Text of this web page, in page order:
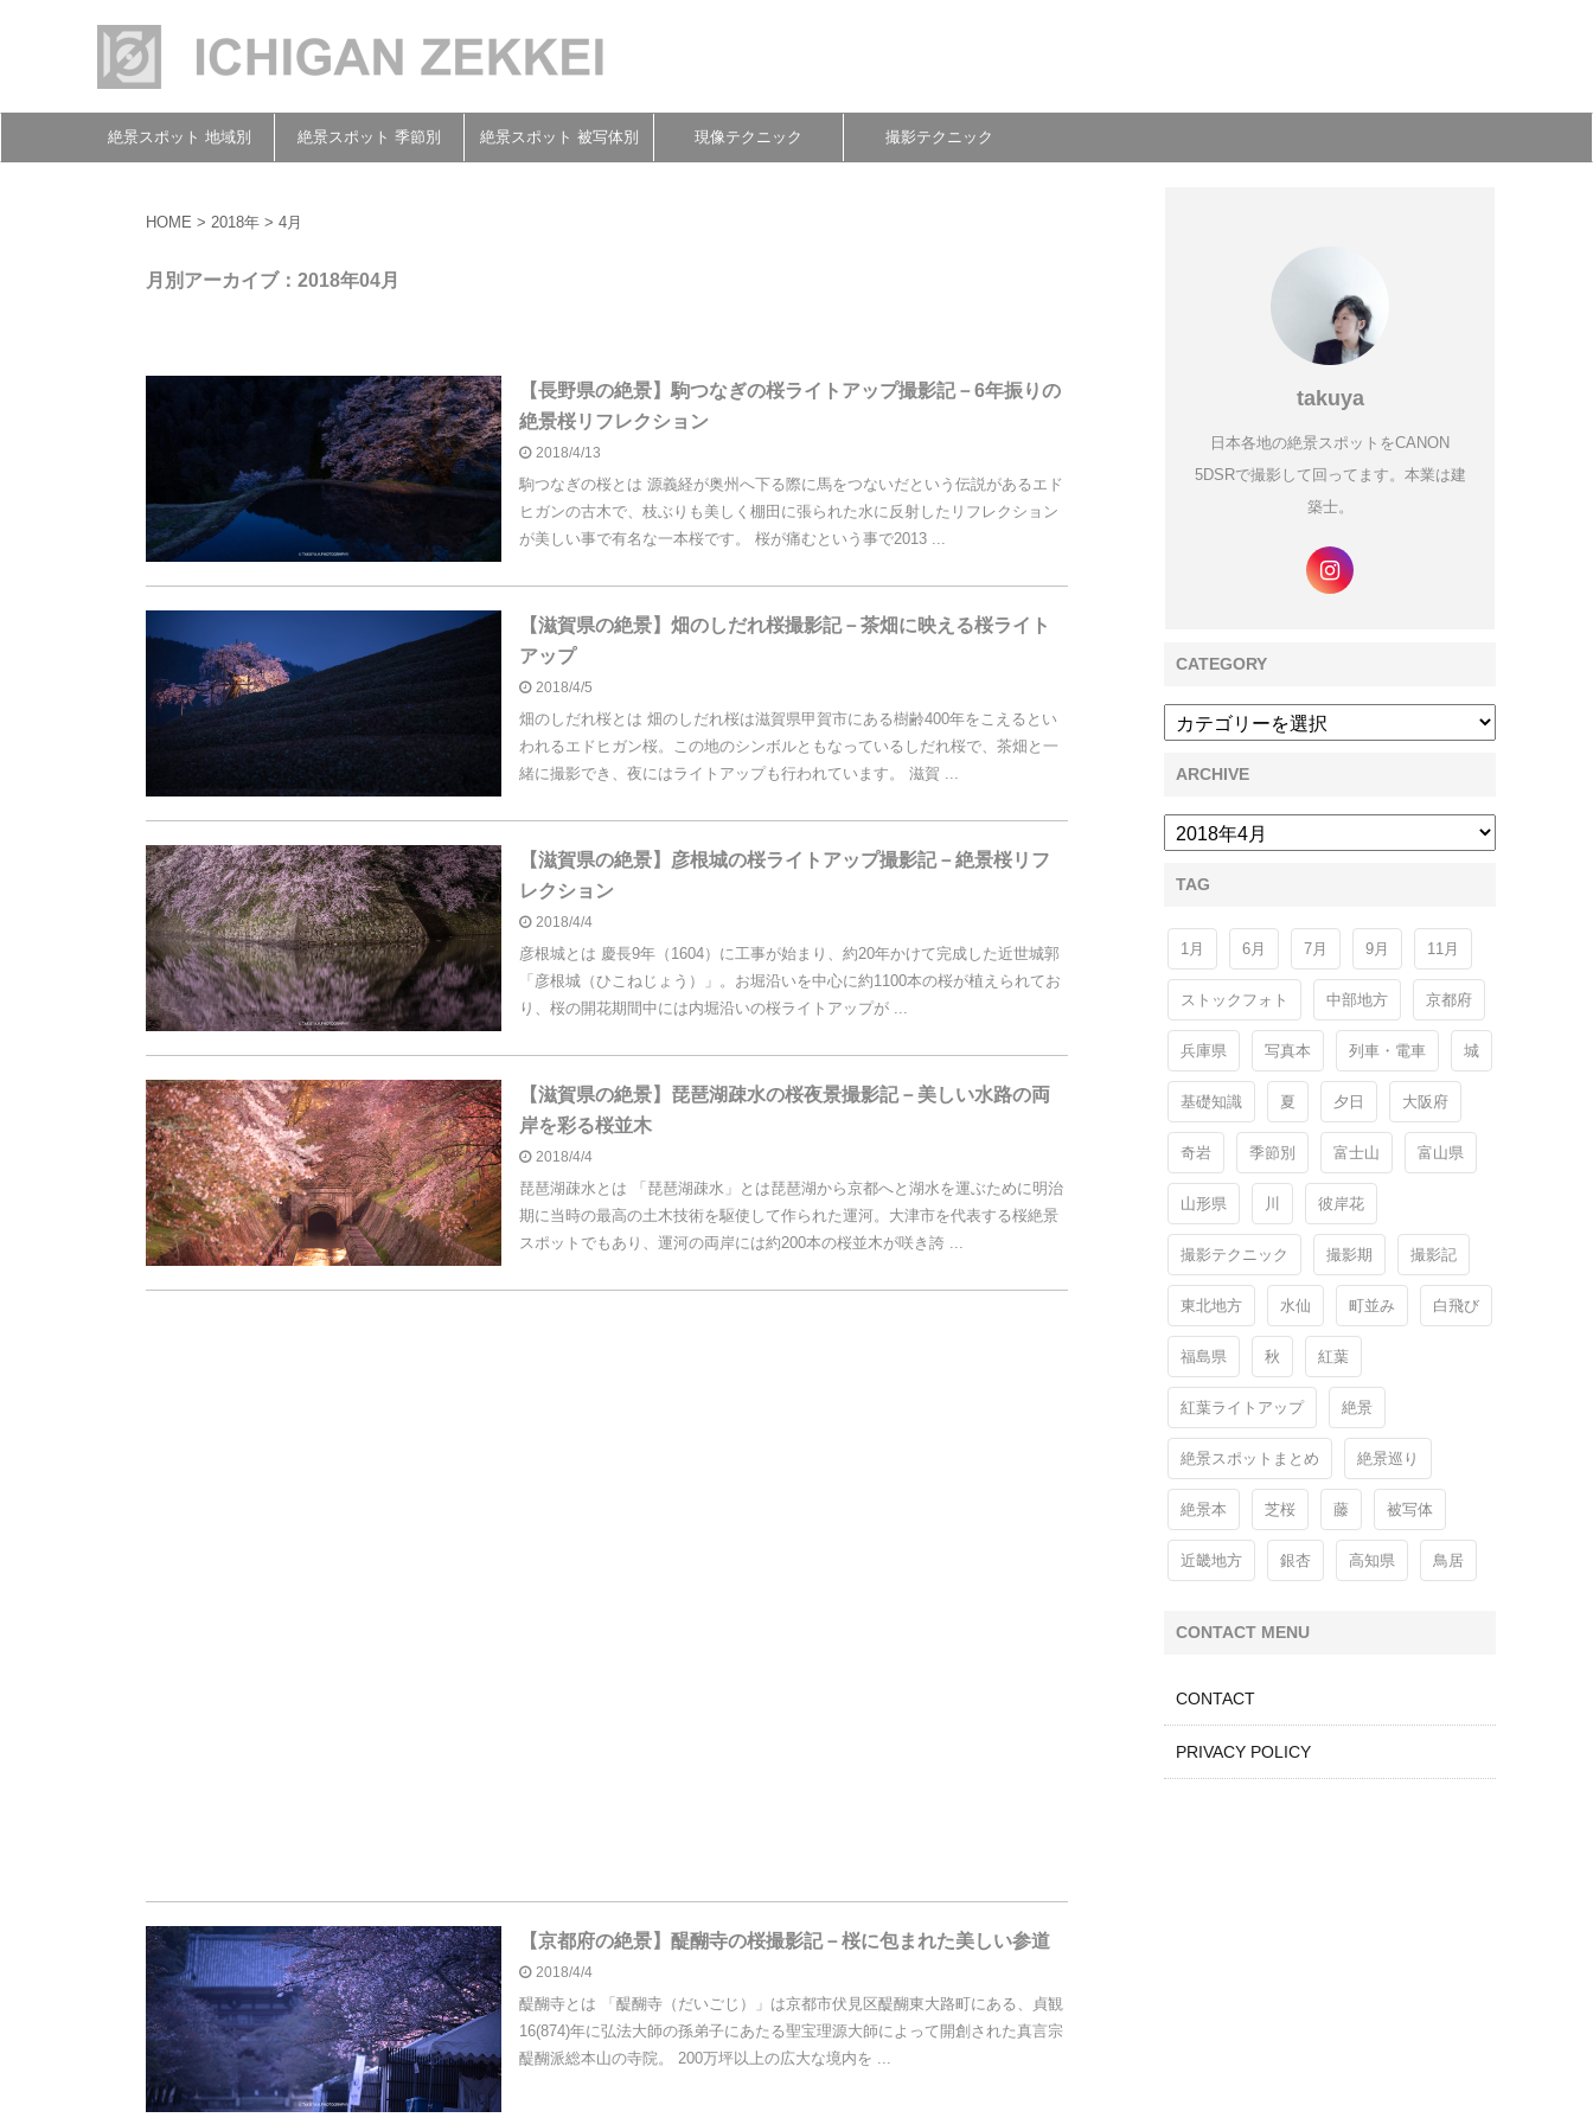
絶景スポット 地域別 絶景スポット 季節別 絶景スポット 被写体別 現像テクニック 撮影テクニック
HOME > 2018年 > 4月
月別アーカイブ：2018年04月
【長野県の絶景】駒つなぎの桜ライトアップ撮影記－6年振りの
絶景桜リフレクション
2018/4/13
駒つなぎの桜とは 源義経が奥州へ下る際に馬をつないだという伝説があるエド
ヒガンの古木で、枝ぶりも美しく棚田に張られた水に反射したリフレクション
が美しい事で有名な一本桜です。 桜が痛むという事で2013 ...
【滋賀県の絶景】畑のしだれ桜撮影記－茶畑に映える桜ライト
アップ
2018/4/5
畑のしだれ桜とは 畑のしだれ桜は滋賀県甲賀市にある樹齢400年をこえるとい
われるエドヒガン桜。この地のシンボルともなっているしだれ桜で、茶畑と一
緒に撮影でき、夜にはライトアップも行われています。 滋賀 ...
【滋賀県の絶景】彦根城の桜ライトアップ撮影記－絶景桜リフ
レクション
2018/4/4
彦根城とは 慶長9年（1604）に工事が始まり、約20年かけて完成した近世城郭
「彦根城（ひこねじょう）」。お堀沿いを中心に約1100本の桜が植えられてお
り、桜の開花期間中には内堀沿いの桜ライトアップが ...
【滋賀県の絶景】琵琶湖疎水の桜夜景撮影記－美しい水路の両
岸を彩る桜並木
2018/4/4
琵琶湖疎水とは 「琵琶湖疎水」とは琵琶湖から京都へと湖水を運ぶために明治
期に当時の最高の土木技術を駆使して作られた運河。大津市を代表する桜絶景
スポットでもあり、運河の両岸には約200本の桜並木が咲き誇 ...
【京都府の絶景】醍醐寺の桜撮影記－桜に包まれた美しい参道
2018/4/4
醍醐寺とは 「醍醐寺（だいごじ）」は京都市伏見区醍醐東大路町にある、貞観
16(874)年に弘法大師の孫弟子にあたる聖宝理源大師によって開創された真言宗
醍醐派総本山の寺院。 200万坪以上の広大な境内を ...
takuya
日本各地の絶景スポットをCANON
5DSRで撮影して回ってます。本業は建
築士。
CATEGORY
ARCHIVE
TAG
1月 6月 7月 9月 11月
ストックフォト 中部地方 京都府
兵庫県 写真本 列車・電車 城
基礎知識 夏 夕日 大阪府
奇岩 季節別 富士山 富山県
山形県 川 彼岸花
撮影テクニック 撮影期 撮影記
東北地方 水仙 町並み 白飛び
福島県 秋 紅葉
紅葉ライトアップ 絶景
絶景スポットまとめ 絶景巡り
絶景本 芝桜 藤 被写体
近畿地方 銀杏 高知県 鳥居
CONTACT MENU
CONTACT
PRIVACY POLICY